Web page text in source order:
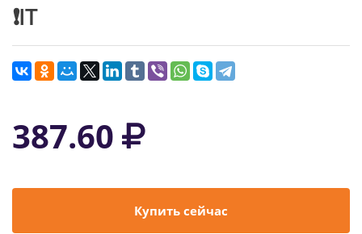
❗IT
387.60
Купить сейчас